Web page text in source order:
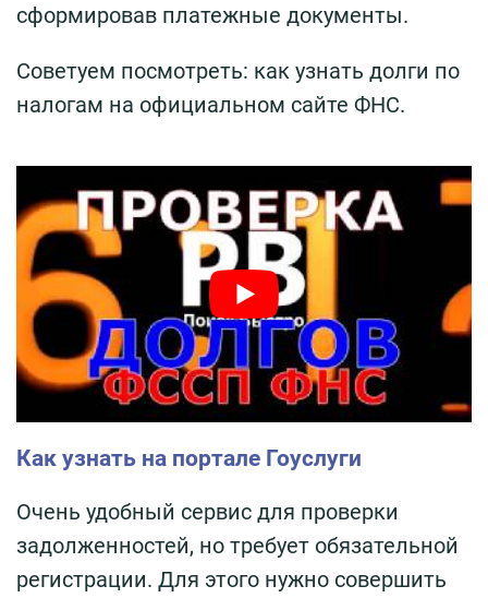
сформировав платежные документы.
Советуем посмотреть: как узнать долги по
налогам на официальном сайте ФНС.
Как узнать на портале Гоуслуги
Очень удобный сервис для проверки
задолженностей, но требует обязательной
регистрации. Для этого нужно совершить